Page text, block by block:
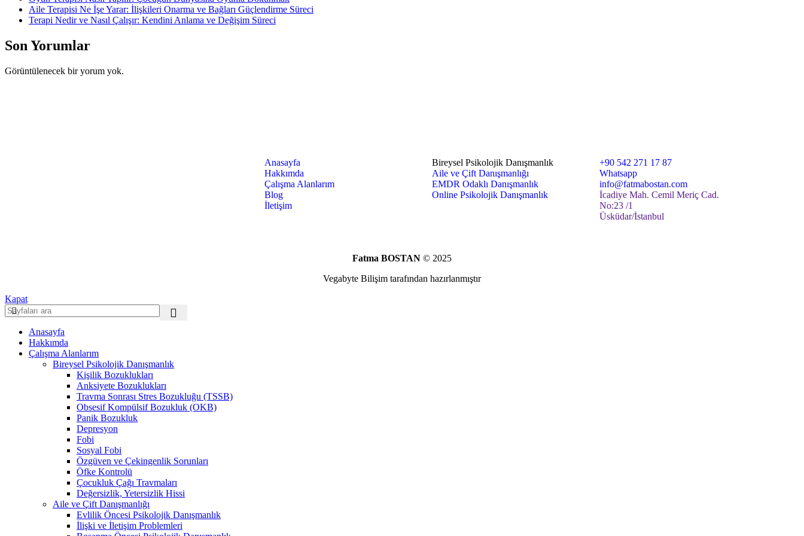
Aile Terapisi Ne İşe Yarar: İlişkileri Onarma ve Bağları Güçlendirme Süreci
Terapi Nedir ve Nasıl Çalışır: Kendini Anlama ve Değişim Süreci
Son Yorumlar
Görüntülenecek bir yorum yok.
Anasayfa
Hakkımda
Çalışma Alanlarım
Blog
İletişim
Bireysel Psikolojik Danışmanlık
Aile ve Çift Danışmanlığı
EMDR Odaklı Danışmanlık
Online Psikolojik Danışmanlık
+90 542 271 17 87
Whatsapp
info@fatmabostan.com
İcadiye Mah. Cemil Meriç Cad.
No:23 /1
Üsküdar/İstanbul
Fatma BOSTAN © 2025
Vegabyte Bilişim tarafından hazırlanmıştır
Kapat
Anasayfa
Hakkımda
Çalışma Alanlarım
Bireysel Psikolojik Danışmanlık
Kişilik Bozuklukları
Anksiyete Bozuklukları
Travma Sonrası Stres Bozukluğu (TSSB)
Obsesif Kompülsif Bozukluk (OKB)
Panik Bozukluk
Depresyon
Fobi
Sosyal Fobi
Özgüven ve Çekingenlik Sorunları
Öfke Kontrolü
Çocukluk Çağı Travmaları
Değersizlik, Yetersizlik Hissi
Aile ve Çift Danışmanlığı
Evlilik Öncesi Psikolojik Danışmanlık
İlişki ve İletişim Problemleri